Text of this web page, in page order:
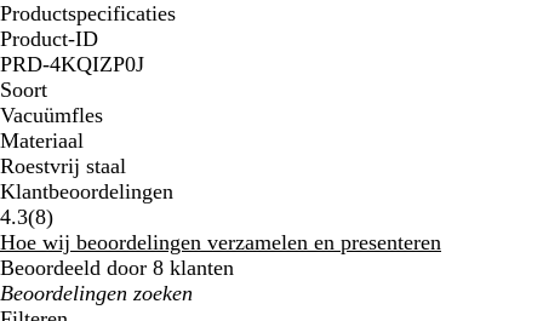
Productspecificaties
Product-ID
PRD-4KQIZP0J
Soort
Vacuümfles
Materiaal
Roestvrij staal
Klantbeoordelingen
4.3(88
klantbeoordelingen
)
Hoe wij beoordelingen verzamelen en presenteren
Beoordeeld door 8 klanten
Mijn